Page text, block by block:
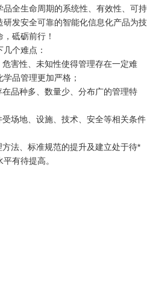
全生命周期的系统性、有效性、可持
发安全可靠的智能化信息化产品为技
砥砺前行！
个难点：
害性、未知性使得管理存在一定难
品管理更加严格；
品种多、数量少、分布广的管理特
场地、设施、技术、安全等相关条件
法、标准规范的提升及建立处于待*
有待提高。